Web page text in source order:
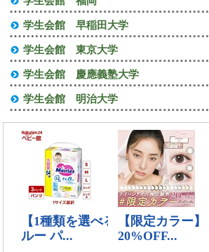
学生会館 早稲田大学
学生会館 東京大学
学生会館 慶應義塾大学
学生会館 明治大学